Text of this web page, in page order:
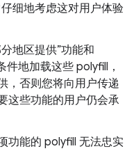
细地考虑这对用户体验
地区提供”功能和
地加载这些 polyfill，
，否则您将向用户传递
这些功能的用户仍会承
功能的 polyfill 无法忠实